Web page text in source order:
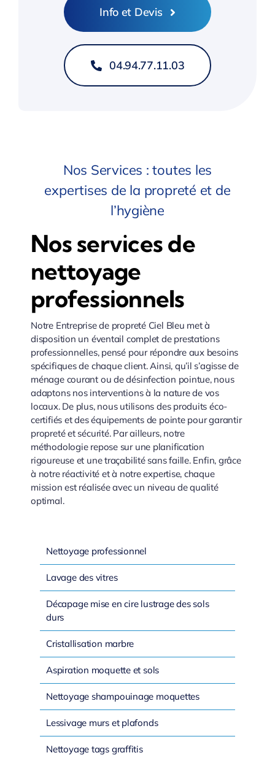
Entreprise de nettoyage Ile de France
Entreprise de nettoyage Paris 75
Entreprise de nettoyage 91 Essonne
Entreprise de nettoyage 92 Hauts-de-Seine
Entreprise de nettoyage 94 Val de Marne
Entreprise de nettoyage 95 Val d’Oise
Entreprise de nettoyage 34 Hérault
Entreprise de nettoyage Montpellier
Entreprise de nettoyage 83 Var
Entreprise de nettoyage Toulon
Info et Devis
04.94.77.11.03
Nos Services : toutes les
expertises de la propreté et de
l’hygiène
Nos services de
nettoyage
professionnels
Notre Entreprise de propreté Ciel Bleu met à
disposition un éventail complet de prestations
professionnelles, pensé pour répondre aux besoins
spécifiques de chaque client. Ainsi, qu’il s’agisse de
ménage courant ou de désinfection pointue, nous
adaptons nos interventions à la nature de vos
locaux. De plus, nous utilisons des produits éco-
certifiés et des équipements de pointe pour garantir
propreté et sécurité. Par ailleurs, notre
méthodologie repose sur une planification
rigoureuse et une traçabilité sans faille. Enfin, grâce
à notre réactivité et à notre expertise, chaque
mission est réalisée avec un niveau de qualité
optimal.
Nettoyage professionnel
Lavage des vitres
Décapage mise en cire lustrage des sols
durs
Cristallisation marbre
Aspiration moquette et sols
Nettoyage shampouinage moquettes
Lessivage murs et plafonds
Nettoyage tags graffitis